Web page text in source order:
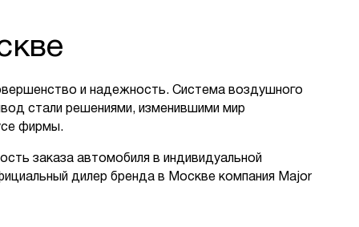
и надежность. Система воздушного
стали решениями, изменившими мир
фирмы.
заказа автомобиля в индивидуальной
дилер бренда в Москве компания Major